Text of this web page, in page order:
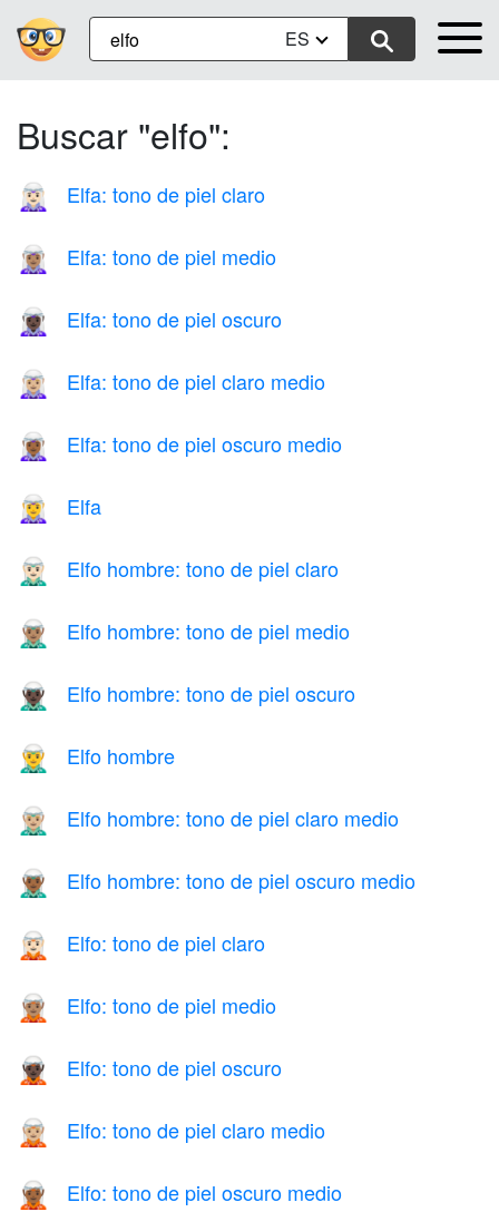
ES
Buscar "elfo":
🧝🏻‍♀️ Elfa: tono de piel claro
🧝🏽‍♀️ Elfa: tono de piel medio
🧝🏿‍♀️ Elfa: tono de piel oscuro
🧝🏼‍♀️ Elfa: tono de piel claro medio
🧝🏾‍♀️ Elfa: tono de piel oscuro medio
🧝‍♀️ Elfa
🧝🏻‍♂️ Elfo hombre: tono de piel claro
🧝🏽‍♂️ Elfo hombre: tono de piel medio
🧝🏿‍♂️ Elfo hombre: tono de piel oscuro
🧝‍♂️ Elfo hombre
🧝🏼‍♂️ Elfo hombre: tono de piel claro medio
🧝🏾‍♂️ Elfo hombre: tono de piel oscuro medio
🧝🏻 Elfo: tono de piel claro
🧝🏽 Elfo: tono de piel medio
🧝🏿 Elfo: tono de piel oscuro
🧝🏼 Elfo: tono de piel claro medio
🧝🏾 Elfo: tono de piel oscuro medio